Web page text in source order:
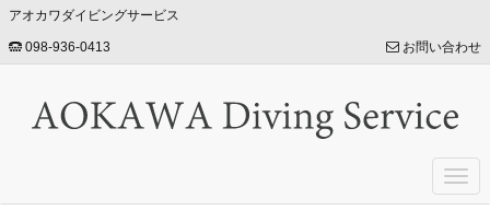
アオカワダイビングサービス
098-936-0413 お問い合わせ